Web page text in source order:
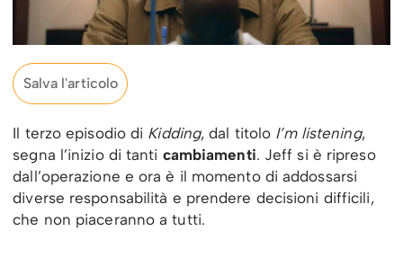
Salva l'articolo
Il terzo episodio di Kidding, dal titolo I’m listening,
segna l’inizio di tanti cambiamenti. Jeff si è ripreso
dall’operazione e ora è il momento di addossarsi
diverse responsabilità e prendere decisioni difficili,
che non piaceranno a tutti.